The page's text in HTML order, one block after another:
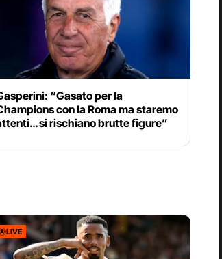
“Gasato per la
con la Roma ma staremo
si rischiano brutte figure”
LIVE